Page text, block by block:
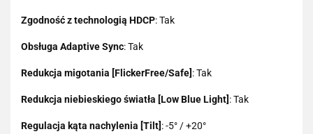
Zgodność z technologią HDCP: Tak
Obsługa Adaptive Sync: Tak
Redukcja migotania [FlickerFree/Safe] : Tak
Redukcja niebieskiego światła [Low Blue Light] : Tak
Regulacja kąta nachylenia [Tilt] : -5° / +20°